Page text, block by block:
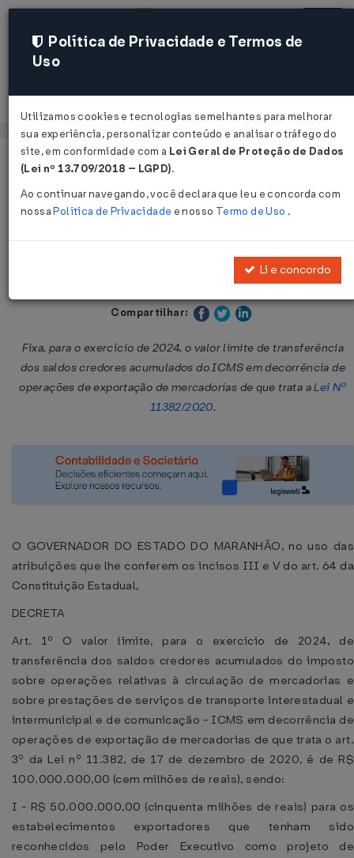
Acessar
Página Inicial Legislações
Decreto Nº 39751 DE 11/02/2025
Publicado no DOE - MA em 12 fev 2025
Compartilhar:
Fixa, para o exercício de 2024, o valor limite de transferência
dos saldos credores acumulados do ICMS em decorrência de
operações de exportação de mercadorias de que trata aLei Nº
11382/2020.
O GOVERNADOR DO ESTADO DO MARANHÃO, no uso das
atribuições que lhe conferem os incisos III e V do art. 64 da
Constituição Estadual,
DECRETA
Art. 1º O valor limite, para o exercício de 2024, de
transferência dos saldos credores acumulados do imposto
sobre operações relativas à circulação de mercadorias e
sobre prestações de serviços de transporte interestadual e
intermunicipal e de comunicação - ICMS em decorrência de
operações de exportação de mercadorias de que trata o art.
3º da Lei nº 11.382, de 17 de dezembro de 2020, é de R$
100.000.000,00 (cem milhões de reais), sendo:
I - R$ 50.000.000,00 (cinquenta milhões de reais) para os
estabelecimentos exportadores que tenham sido
reconhecidos pelo Poder Executivo como projeto de
Política de Privacidade e Termos de
Uso
Utilizamos cookies e tecnologias semelhantes para melhorar
sua experiência, personalizar conteúdo e analisar o tráfego do
site, em conformidade com a Lei Geral de Proteção de Dados
(Lei nº 13.709/2018 – LGPD).
Ao continuar navegando, você declara que leu e concorda com
nossaPolítica de Privacidade e nosso Termo de Uso .
Li e concordo